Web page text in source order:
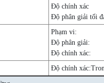
Độ chính xác
Độ phân giải tối
Phạm vi:
Độ phân giải:
Độ chính xác:
Độ chính xác: